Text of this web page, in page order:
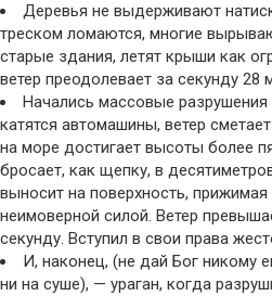
Деревья не выдерживают
треском ломаются, многие
старые здания, летят крыши как
ветер преодолевает за секунду
Начались массовые
катятся автомашины, ветер
на море достигает высоты более
бросает, как щепку, в
выносит на поверхность,
неимоверной силой. Ветер
секунду. Вступил в свои права
И, наконец, (не дай Бог никому
ни на суше), — ураган, когда